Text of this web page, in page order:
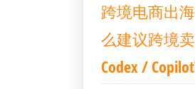
跨境电商出
么建议跨境
Codex /